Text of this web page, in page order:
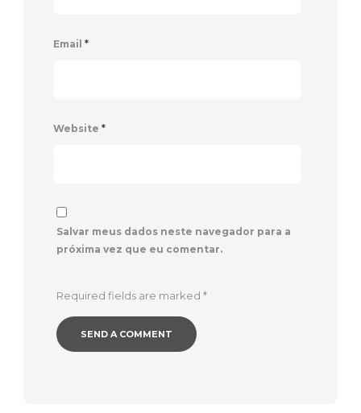
Email *
Website *
Salvar meus dados neste navegador para a
próxima vez que eu comentar.
Required fields are marked *